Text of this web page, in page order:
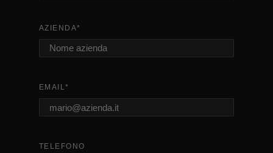
AZIENDA*
EMAIL*
TELEFONO